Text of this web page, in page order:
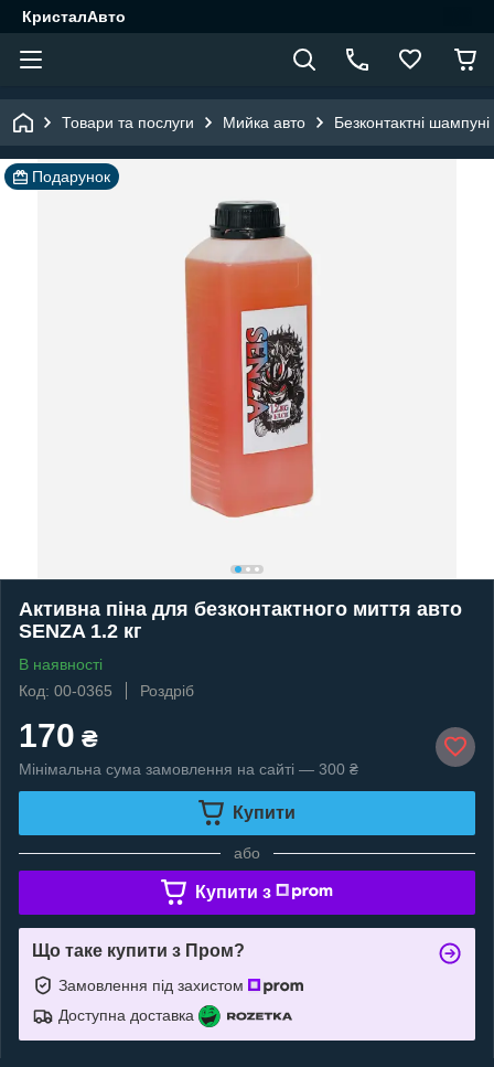
КристалАвто
Товари та послуги Мийка авто Безконтактні шампуні
Подарунок
Активна піна для безконтактного миття авто
SENZA 1.2 кг
В наявності
Код: 00-0365
Роздріб
170 ₴
Мінімальна сума замовлення на сайті — 300 ₴
Купити
або
Купити з
Що таке купити з Пром?
Замовлення під захистом
Доступна доставка